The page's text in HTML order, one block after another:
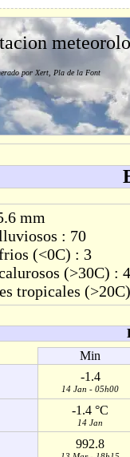
por Xert, Pla de la Font